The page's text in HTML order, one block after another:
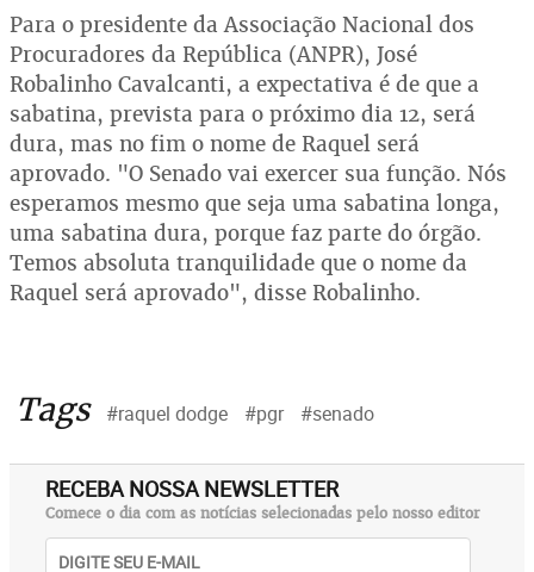
Para o presidente da Associação Nacional dos
Procuradores da República (ANPR), José
Robalinho Cavalcanti, a expectativa é de que a
sabatina, prevista para o próximo dia 12, será
dura, mas no fim o nome de Raquel será
aprovado. "O Senado vai exercer sua função. Nós
esperamos mesmo que seja uma sabatina longa,
uma sabatina dura, porque faz parte do órgão.
Temos absoluta tranquilidade que o nome da
Raquel será aprovado", disse Robalinho.
Tags #raquel dodge #pgr #senado
RECEBA NOSSA NEWSLETTER
Comece o dia com as notícias selecionadas pelo nosso editor